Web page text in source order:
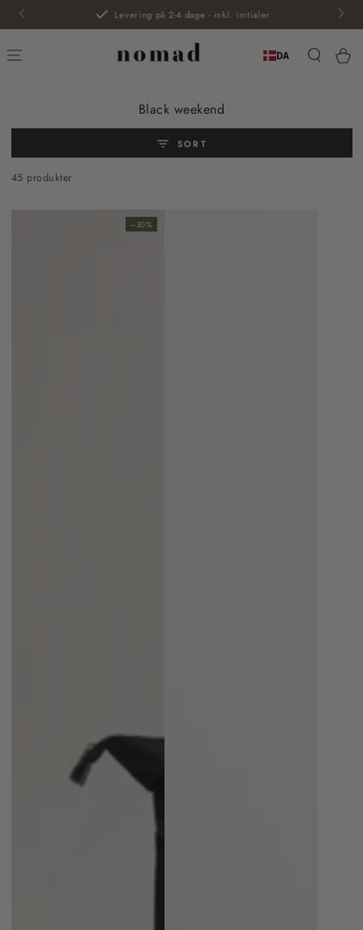
SPRING TIL
INDHOLD
Levering på 2-4 dage - inkl. initialer
DA
Kollektion:
Black weekend
SORT
45 produkter
–30%